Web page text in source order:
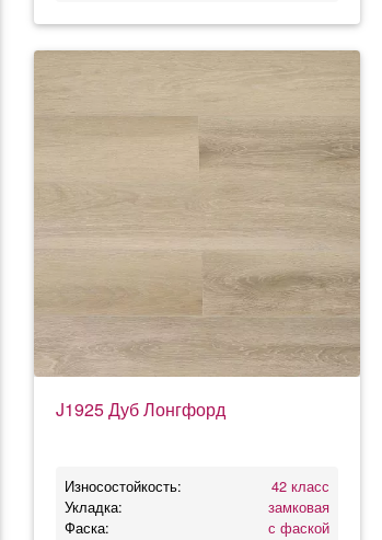
J1925 Дуб Лонгфорд
Износостойкость:
42 класс
Укладка:
замковая
Фаска:
с фаской